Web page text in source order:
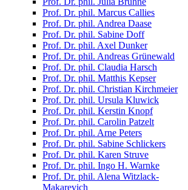
Prof. Dr. phil. Marcus Callies
Prof. Dr. phil. Andrea Daase
Prof. Dr. phil. Sabine Doff
Prof. Dr. phil. Axel Dunker
Prof. Dr. phil. Andreas Grünewald
Prof. Dr. phil. Claudia Harsch
Prof. Dr. phil. Matthis Kepser
Prof. Dr. phil. Christian Kirchmeier
Prof. Dr. phil. Ursula Kluwick
Prof. Dr. phil. Kerstin Knopf
Prof. Dr. phil. Carolin Patzelt
Prof. Dr. phil. Arne Peters
Prof. Dr. phil. Sabine Schlickers
Prof. Dr. phil. Karen Struve
Prof. Dr. phil. Ingo H. Warnke
Prof. Dr. phil. Alena Witzlack-
Makarevich